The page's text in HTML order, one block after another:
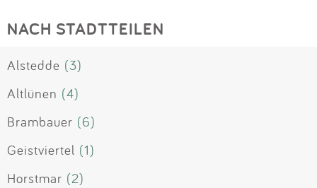
NACH STADTTEILEN
Alstedde (3)
Altlünen (4)
Brambauer (6)
Geistviertel (1)
Horstmar (2)